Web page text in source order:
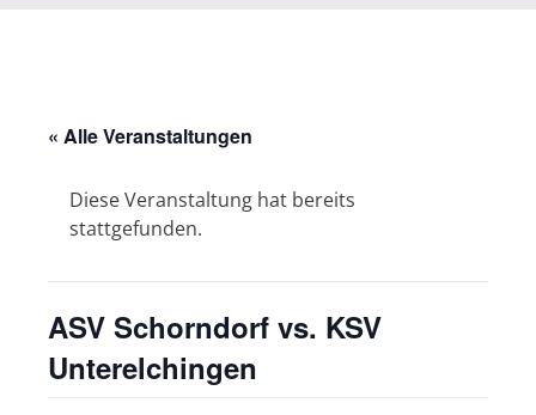
« Alle Veranstaltungen
Diese Veranstaltung hat bereits
stattgefunden.
ASV Schorndorf vs. KSV
Unterelchingen